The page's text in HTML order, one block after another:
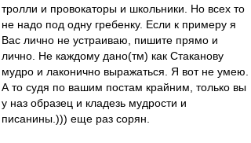
тролли и провокаторы и школьники. Но всех то
не надо под одну гребенку. Если к примеру я
Вас лично не устраиваю, пишите прямо и
лично. Не каждому дано(тм) как Стаканову
мудро и лаконично выражаться. Я вот не умею.
А то судя по вашим постам крайним, только вы
у наз образец и кладезь мудрости и
писанины.))) еще раз сорян.